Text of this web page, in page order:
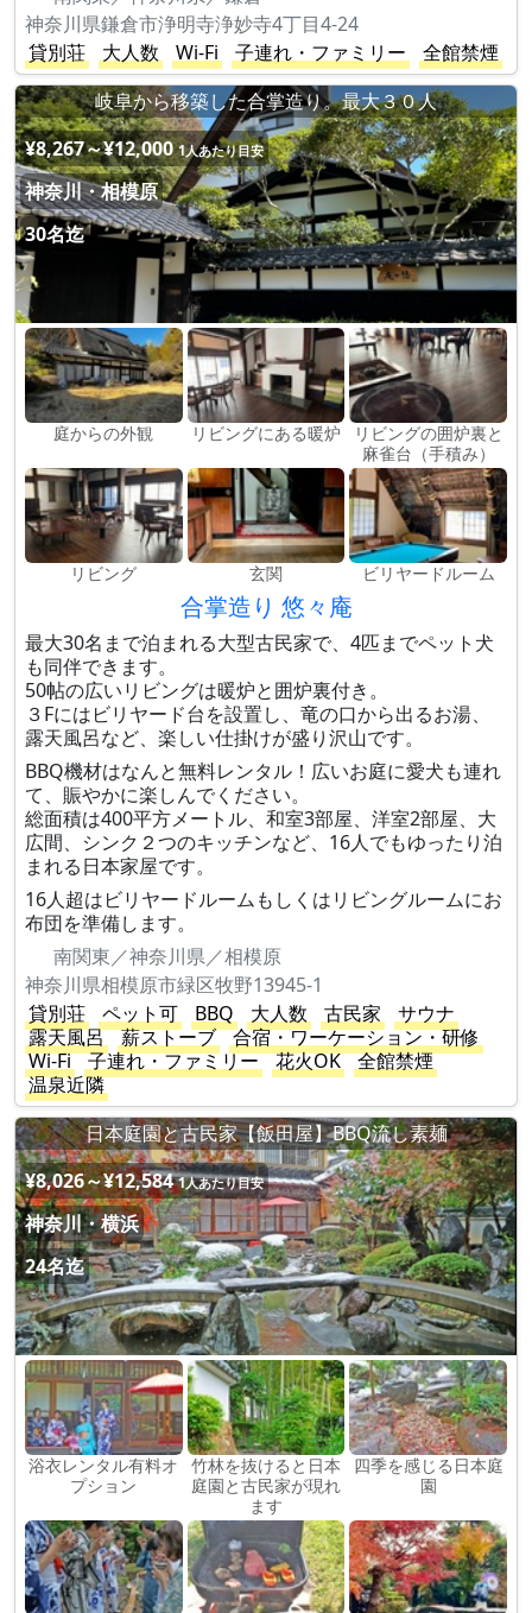
神奈川県鎌倉市浄明寺浄妙寺4丁目4-24
貸別荘
大人数 Wi-Fi 子連れ・ファミリー
全館禁煙
岐阜から移築した合掌造り。最大３０人
¥8,267～¥12,000 1人あたり目安
神奈川・相模原
30名迄
庭からの外観 リビングにある暖炉
リビングの囲炉裏と
麻雀台（手積み）
リビング 玄関 ビリヤードルーム
合掌造り 悠々庵
最大30名まで泊まれる大型古民家で、4匹までペット犬
も同伴できます。
50帖の広いリビングは暖炉と囲炉裏付き。
３Fにはビリヤード台を設置し、竜の口から出るお湯、
露天風呂など、楽しい仕掛けが盛り沢山です。
BBQ機材はなんと無料レンタル！広いお庭に愛犬も連れ
て、賑やかに楽しんでください。
総面積は400平方メートル、和室3部屋、洋室2部屋、大
広間、シンク２つのキッチンなど、16人でもゆったり泊
まれる日本家屋です。
16人超はビリヤードルームもしくはリビングルームにお
布団を準備します。
南関東／神奈川県／相模原
神奈川県相模原市緑区牧野13945-1
貸別荘
ペット可 BBQ 大人数 古民家
サウナ
露天風呂
薪ストーブ
合宿・ワーケーション・研修
Wi-Fi
子連れ・ファミリー 花火OK
全館禁煙
温泉近隣
日本庭園と古民家【飯田屋】BBQ流し素麺
¥8,026～¥12,584 1人あたり目安
神奈川・横浜
24名迄
浴衣レンタル有料オ
プション
竹林を抜けると日本
庭園と古民家が現れ
ます
四季を感じる日本庭
園